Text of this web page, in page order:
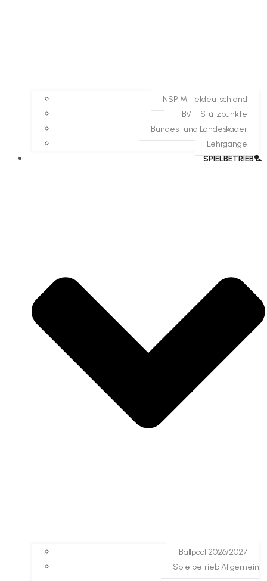
NSP Mitteldeutschland
TBV – Stützpunkte
Bundes- und Landeskader
Lehrgänge
SPIELBETRIEB🏸
Ballpool 2026/2027
Spielbetrieb Allgemein